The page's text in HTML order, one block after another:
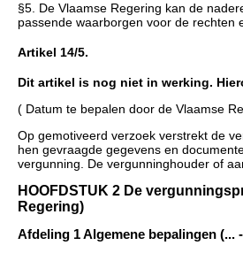
§5. De Vlaamse Regering kan de
passende waarborgen voor de rechten
Artikel 14/5.
Dit artikel is nog niet in werking.
( Datum te bepalen door de Vlaamse
Op gemotiveerd verzoek verstrekt de
hen gevraagde gegevens en
vergunning. De vergunninghouder of
HOOFDSTUK 2 De
Regering)
Afdeling 1 Algemene bepalingen (...